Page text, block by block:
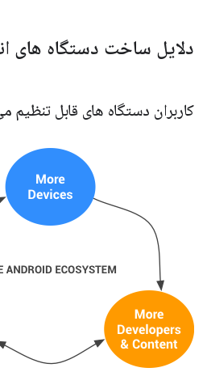
دلایل ساخت دستگاه های
کاربران دستگاه های قابل تنظیم